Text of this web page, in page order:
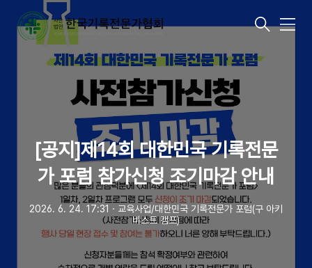
메
[공지]제14회 대한민국 기록전문
가 포럼 참가신청 조기마감 안내
2026. 6. 24. 17:31 ㆍ 교육사업/대한민국 기록전문가 포럼(구 아키
비스트 캠프)